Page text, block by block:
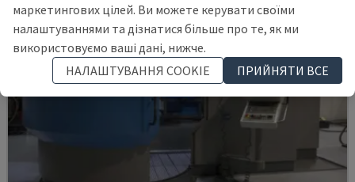
маркетингових цілей. Ви можете керувати своїми
налаштуваннями та дізнатися більше про те, як ми
використовуємо ваші дані, нижче.
НАЛАШТУВАННЯ COOKIE
ПРИЙНЯТИ ВСЕ